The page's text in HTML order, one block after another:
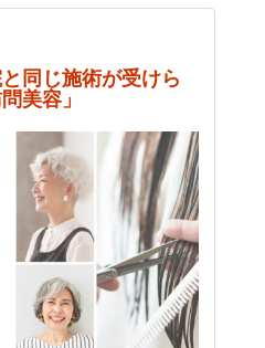
同じ施術が受けら
美容」